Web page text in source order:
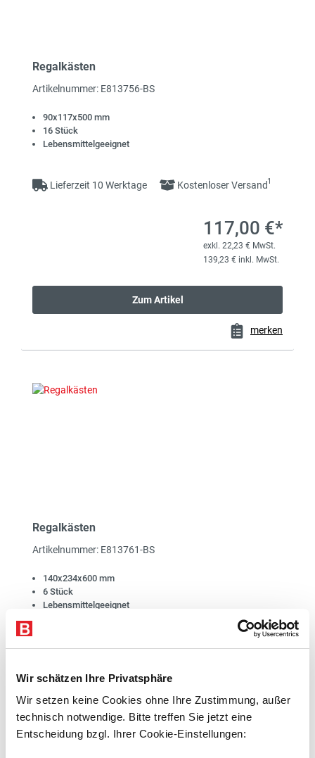
Wir schätzen Ihre Privatsphäre
Wir setzen keine Cookies ohne Ihre Zustimmung, außer
technisch notwendige. Bitte treffen Sie jetzt eine
Entscheidung bzgl. Ihrer Cookie-Einstellungen:
Regalkästen
Artikelnummer: E813756-BS
90x117x500 mm
16 Stück
Lebensmittelgeeignet
Lieferzeit 10 Werktage Kostenloser Versand1
117,00 €*
exkl. 22,23 € MwSt.
139,23 € inkl. MwSt.
Zum Artikel
merken
Regalkästen
Artikelnummer: E813761-BS
140x234x600 mm
6 Stück
Lebensmittelgeeignet
Lieferzeit 10 Werktage Kostenloser Versand
exkl. 19,95 € MwSt.
124,95 € inkl. MwSt.